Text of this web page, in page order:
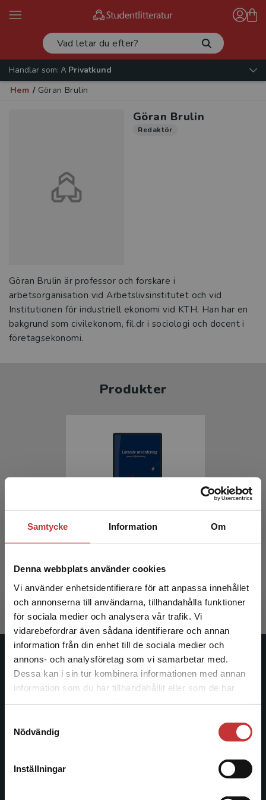
Samtycke Information Om
Denna webbplats använder cookies
Vi använder enhetsidentifierare för att anpassa innehållet
och annonserna till användarna, tillhandahålla funktioner
för sociala medier och analysera vår trafik. Vi
vidarebefordrar även sådana identifierare och annan
information från din enhet till de sociala medier och
annons- och analysföretag som vi samarbetar med.
Dessa kan i sin tur kombinera informationen med annan
information som du har tillhandahållit eller som de har
Nödvändig
Inställningar
Begränsad fraktregion
Det verkar som att du besöker
studentlitteratur.se via en enhet utanför Sverige.
Vi erbjuder inte leveranser utanför Sverige. För
att kunna slutföra ett köp måste
Handlar som:
Privatkund
Hem / Göran Brulin
Göran Brulin
Redaktör
Göran Brulin är professor och forskare i
arbetsorganisation vid Arbetslivsinstitutet och vid
Institutionen för industriell ekonomi vid KTH. Han har en
bakgrund som civilekonom, fil.dr i sociologi och docent i
företagsekonomi.
Produkter
Lärande utvärdering
Exkl. moms: 227 kr
Studentlitteratur
Studentlitteratur grundades 1963 och är idag Sveriges
ledande utbildningsförlag. Med läromedel, kurslitteratur,
informationstjänster i utbudet, finns Studentlitteratur med